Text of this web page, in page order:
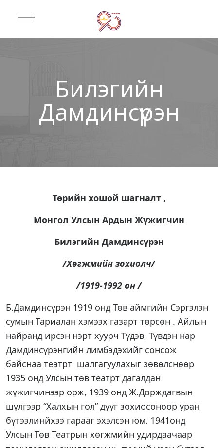
Билэгийн
Дамдинсүрэн
Төрийн хошой шагналт ,
Монгол Улсын Ардын Жүжигчин
Билэгийн Дамдинсүрэн
/Хөгжмийн зохиолч/
/1919-1992 он /
Б.Дамдинсүрэн 1919 онд Төв аймгийн Сэргэлэн
сумын Тариалан хэмээх газарт төрсөн . Айлын
найранд ирсэн нэрт хуурч Түдэв, Түвдэн нар
Дамдинсүрэнгийн лимбэдэхийг сонсож
байснаа театрт шалгагуулахыг зөвөлснөөр
1935 онд Улсын төв театрт дагалдан
жүжигчинээр орж, 1939 онд Ж.Дорждагвын
шүлгээр “Халхын гол” дууг зохиосоноор уран
бүтээлинйхээ гарааг эхэлсэн юм. 1941онд
Улсын Төв Театрын хөгжмийн удирдаачаар